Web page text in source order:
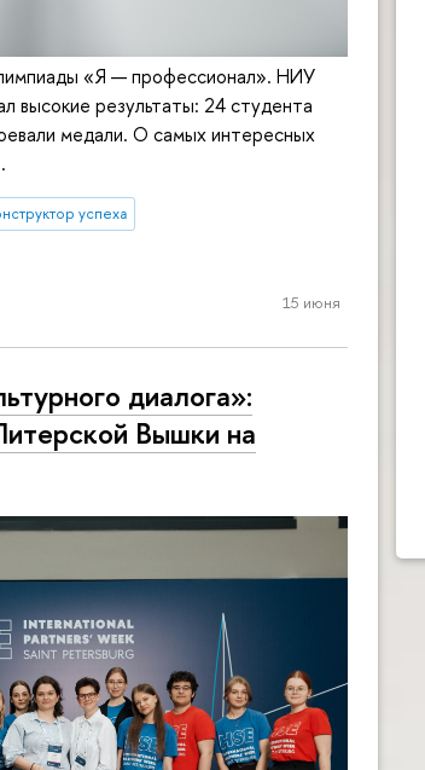
«Я — профессионал». НИУ
результаты: 24 студента
медали. О самых интересных
успеха
15 июня
диалога»:
Вышки на